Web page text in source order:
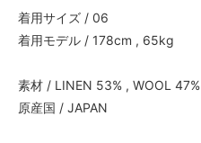
着用サイズ / 06
着用モデル / 178cm , 65kg
素材 / LINEN 53% , WOOL 47%
原産国 / JAPAN